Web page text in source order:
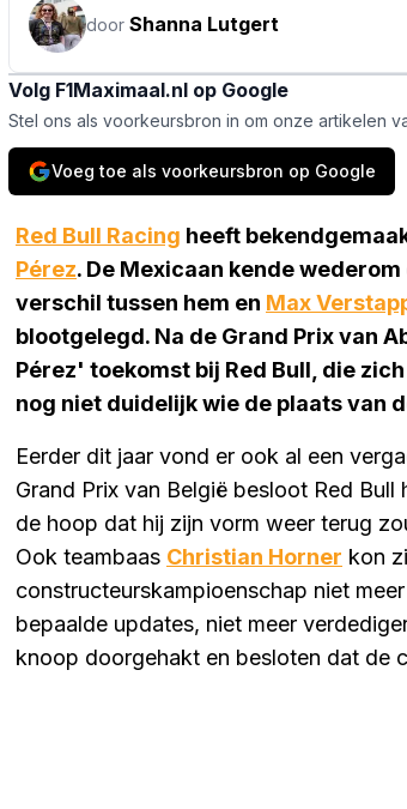
door Shanna Lutgert
Volg F1Maximaal.nl op Google
Stel ons als voorkeursbron in om onze artikelen
Voeg toe als voorkeursbron op Google
Red Bull Racing heeft
Pérez. De Mexicaan kende
verschil tussen hem en Max
blootgelegd. Na de Grand Prix van
Pérez' toekomst bij Red Bull, die
nog niet duidelijk wie de plaats van
Eerder dit jaar vond er ook al een
Grand Prix van België besloot Red
de hoop dat hij zijn vorm weer terug
Ook teambaas Christian Horner kon
constructeurskampioenschap niet
bepaalde updates, niet meer
knoop doorgehakt en besloten dat de